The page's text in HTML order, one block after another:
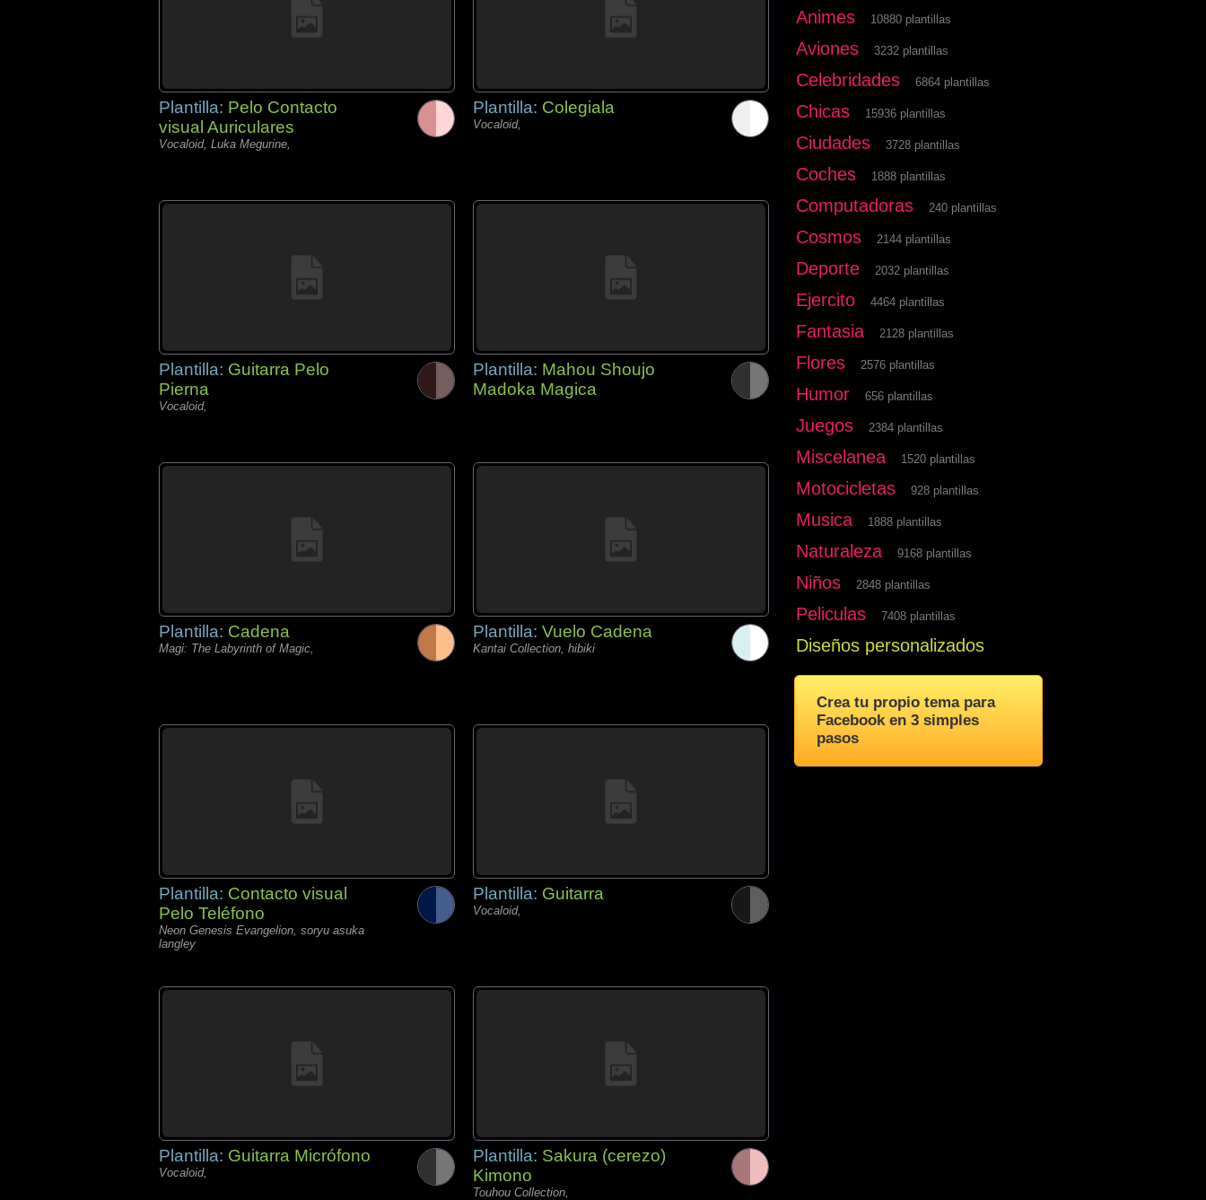
Plantilla: Pelo Contacto
visual Auriculares
Vocaloid, Luka Megurine,
Plantilla: Colegiala
Vocaloid,
Plantilla: Guitarra Pelo
Pierna
Vocaloid,
Plantilla: Mahou Shoujo
Madoka Magica
Plantilla: Cadena
Magi: The Labyrinth of Magic,
Plantilla: Vuelo Cadena
Kantai Collection, hibiki
Plantilla: Contacto visual
Pelo Teléfono
Neon Genesis Evangelion, soryu asuka
langley
Plantilla: Guitarra
Vocaloid,
Plantilla: Guitarra Micrófono
Vocaloid,
Plantilla: Sakura (cerezo)
Kimono
Touhou Collection,
Animes 10880 plantillas
Aviones 3232 plantillas
Celebridades 6864 plantillas
Chicas 15936 plantillas
Ciudades 3728 plantillas
Coches 1888 plantillas
Computadoras 240 plantillas
Cosmos 2144 plantillas
Deporte 2032 plantillas
Ejercito 4464 plantillas
Fantasia 2128 plantillas
Flores 2576 plantillas
Humor 656 plantillas
Juegos 2384 plantillas
Miscelanea 1520 plantillas
Motocicletas 928 plantillas
Musica 1888 plantillas
Naturaleza 9168 plantillas
Niños 2848 plantillas
Peliculas 7408 plantillas
Diseños personalizados
Crea tu propio tema para
Facebook en 3 simples
pasos